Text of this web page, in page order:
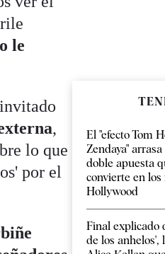
le
,
lo que
por el
El "efecto Tom
Zendaya"
doble apuesta
convierte en los
Hollywood
Final explicado
de los anhelos',